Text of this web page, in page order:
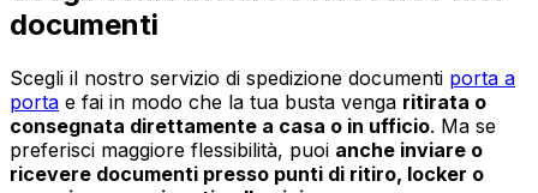
documenti
Scegli il nostro servizio di spedizione documenti porta a
porta e fai in modo che la tua busta venga ritirata o
consegnata direttamente a casa o in ufficio. Ma se
preferisci maggiore flessibilità, puoi anche inviare o
ricevere documenti presso punti di ritiro, locker o